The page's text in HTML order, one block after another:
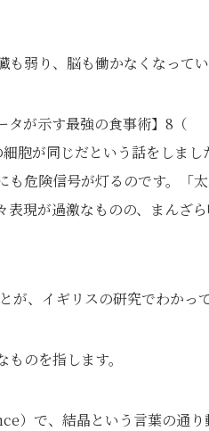
弱り、脳も働かなくなってい
タが示す最強の食事術】8（
胞が同じだという話をしまし
危険信号が灯るのです。「
現が過激なものの、まんざ
、イギリスの研究でわかって
のを指します。
で、結晶という言葉の通り